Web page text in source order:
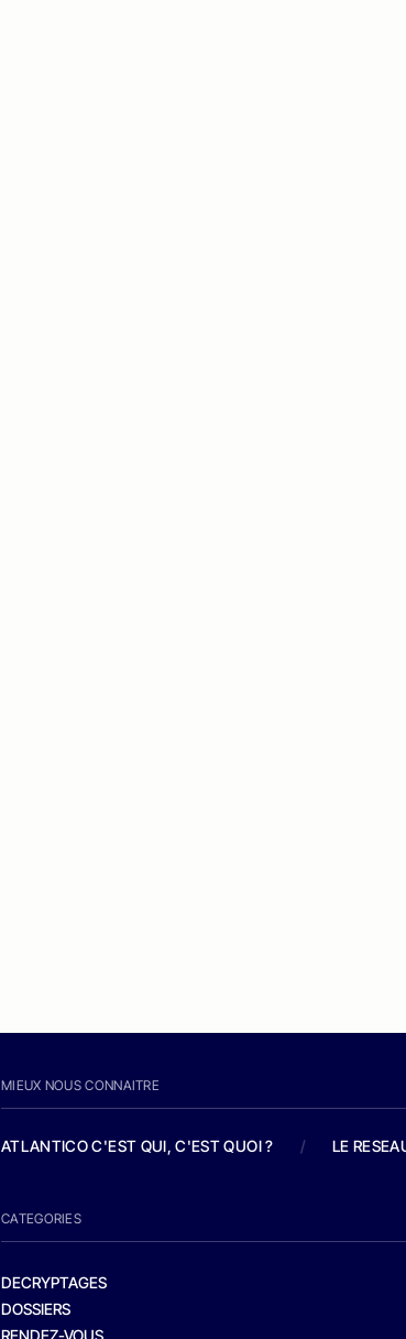
MIEUX NOUS CONNAITRE
ATLANTICO C'EST QUI, C'EST QUOI ? / LE
CATEGORIES
DECRYPTAGES
DOSSIERS
RENDEZ-VOUS